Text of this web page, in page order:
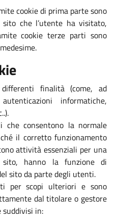
cookie di prima parte sono
che l’utente ha visitato,
cookie terze parti sono
finalità (come, ad
informatiche,
che consentono la normale
il corretto funzionamento
attività essenziali per una
hanno la funzione di
sito da parte degli utenti.
per scopi ulteriori e sono
dal titolare o gestore
suddivisi in: